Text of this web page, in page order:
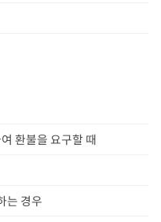
환불을 요구할 때
는 경우